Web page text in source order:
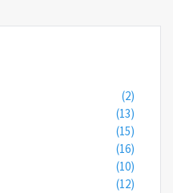
(2)
(13)
(15)
(16)
(10)
(12)